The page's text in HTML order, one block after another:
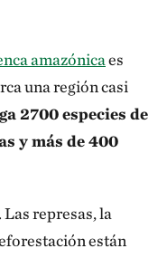
amazónicaes
una región casi
2700 especies de
y más de 400
represas, la
están